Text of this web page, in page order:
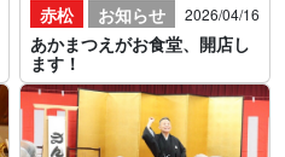
赤松 お知らせ 2026/04/16
あかまつえがお食堂、開店し
ます！